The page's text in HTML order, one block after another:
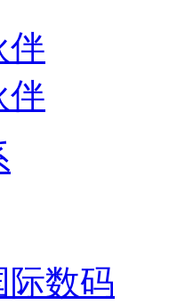
伴
伴
际数码